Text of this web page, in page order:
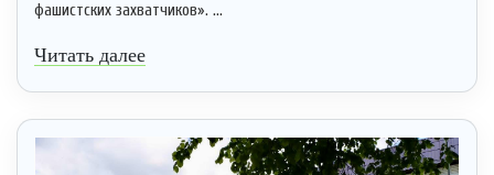
фашистских захватчиков». ...
Читать далее